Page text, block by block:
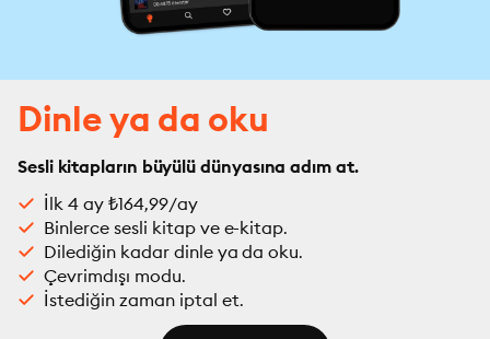
Dinle ya da oku
Sesli kitapların büyülü dünyasına adım at.
İlk 4 ay ₺164,99/ay
Binlerce sesli kitap ve e-kitap.
Dilediğin kadar dinle ya da oku.
Çevrimdışı modu.
İstediğin zaman iptal et.